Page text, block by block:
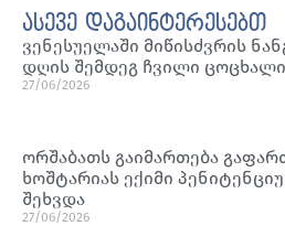
ასევე დაგაინტერესებთ
ვენესუელაში მიწისძვრის
დღის შემდეგ ჩვილი ცოცხალი
27/06/2026
ორშაბათს გაიმართება
ხოშტარიას ექიმი
შეხვდა
27/06/2026